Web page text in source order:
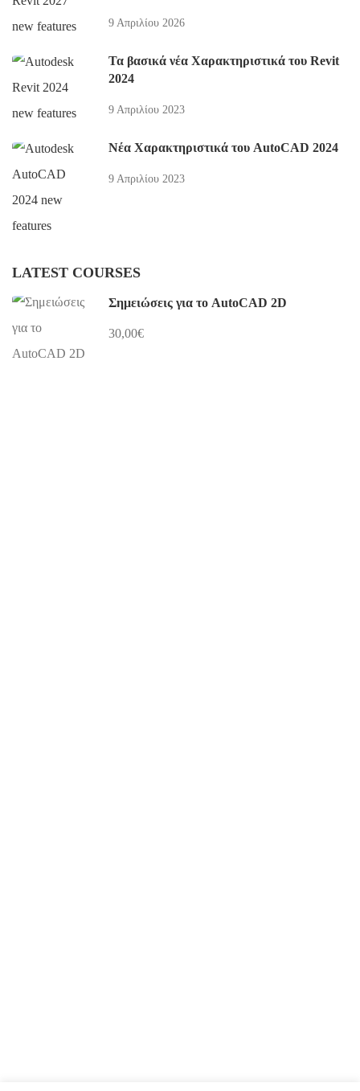
9 Απριλίου 2026
Τα βασικά νέα Χαρακτηριστικά του Revit
2024
9 Απριλίου 2023
Νέα Χαρακτηριστικά του AutoCAD 2024
9 Απριλίου 2023
LATEST COURSES
Σημειώσεις για το AutoCAD 2D
30,00€